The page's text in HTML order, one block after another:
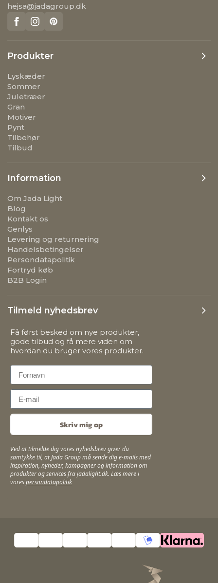
hejsa@jadagroup.dk
Produkter
Lyskæder
Sommer
Juletræer
Gran
Motiver
Pynt
Tilbehør
Tilbud
Information
Om Jada Light
Blog
Kontakt os
Genlys
Levering og returnering
Handelsbetingelser
Persondatapolitik
Fortryd køb
B2B Login
Tilmeld nyhedsbrev
Få først besked om nye produkter,
gode tilbud og få mere viden om
hvordan du bruger vores produkter.
First Name
Email
Skriv mig op
Ved at tilmelde dig vores nyhedsbrev giver du
samtykke til, at Jada Group må sende dig e-mails med
inspiration, nyheder, kampagner og information om
produkter og services fra jadalight.dk. Læs mere i
vorespersondatapolitik